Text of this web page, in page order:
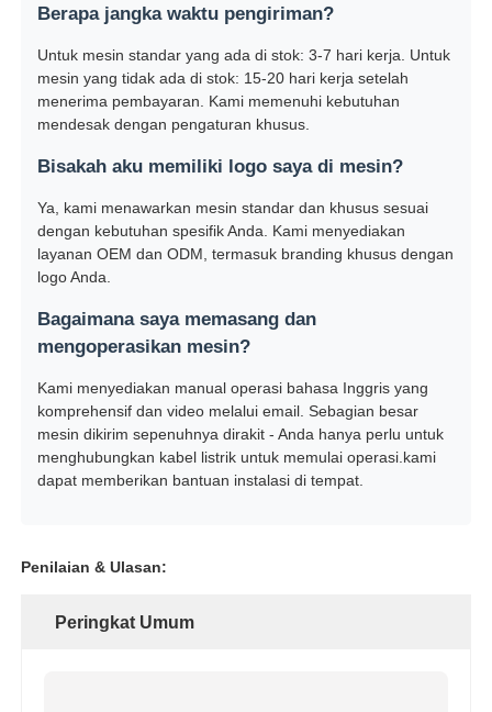
Berapa jangka waktu pengiriman?
Untuk mesin standar yang ada di stok: 3-7 hari kerja. Untuk
mesin yang tidak ada di stok: 15-20 hari kerja setelah
menerima pembayaran. Kami memenuhi kebutuhan
mendesak dengan pengaturan khusus.
Bisakah aku memiliki logo saya di mesin?
Ya, kami menawarkan mesin standar dan khusus sesuai
dengan kebutuhan spesifik Anda. Kami menyediakan
layanan OEM dan ODM, termasuk branding khusus dengan
logo Anda.
Bagaimana saya memasang dan
mengoperasikan mesin?
Kami menyediakan manual operasi bahasa Inggris yang
komprehensif dan video melalui email. Sebagian besar
mesin dikirim sepenuhnya dirakit - Anda hanya perlu untuk
menghubungkan kabel listrik untuk memulai operasi.kami
dapat memberikan bantuan instalasi di tempat.
Penilaian & Ulasan:
Peringkat Umum